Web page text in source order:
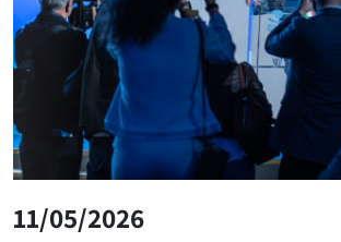
11/05/2026